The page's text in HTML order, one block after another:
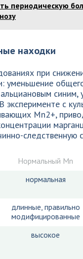
периодическую
находки
при
уменьшение
эксперименте с
Mn2+,
следственную
Нормальный Mn
нормальная
длинные, правильно
модифицированные
высокое